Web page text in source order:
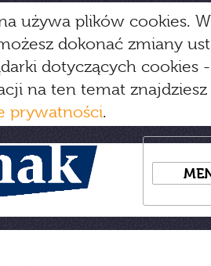
używa plików cookies.
dokonać zmiany
dotyczących cookies
na ten temat
prywatności.